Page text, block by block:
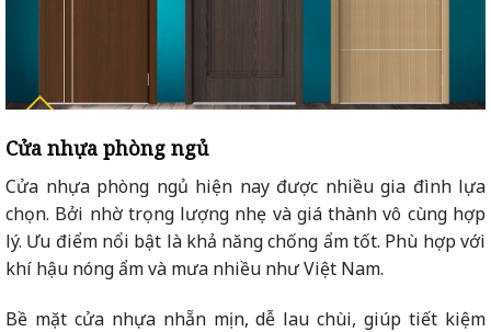
Cửa nhựa phòng ngủ
Cửa nhựa phòng ngủ hiện nay được nhiều gia đình lựa
chọn. Bởi nhờ trọng lượng nhẹ và giá thành vô cùng hợp
lý. Ưu điểm nổi bật là khả năng chống ẩm tốt. Phù hợp với
khí hậu nóng ẩm và mưa nhiều như Việt Nam.
Bề mặt cửa nhựa nhẵn mịn, dễ lau chùi, giúp tiết kiệm